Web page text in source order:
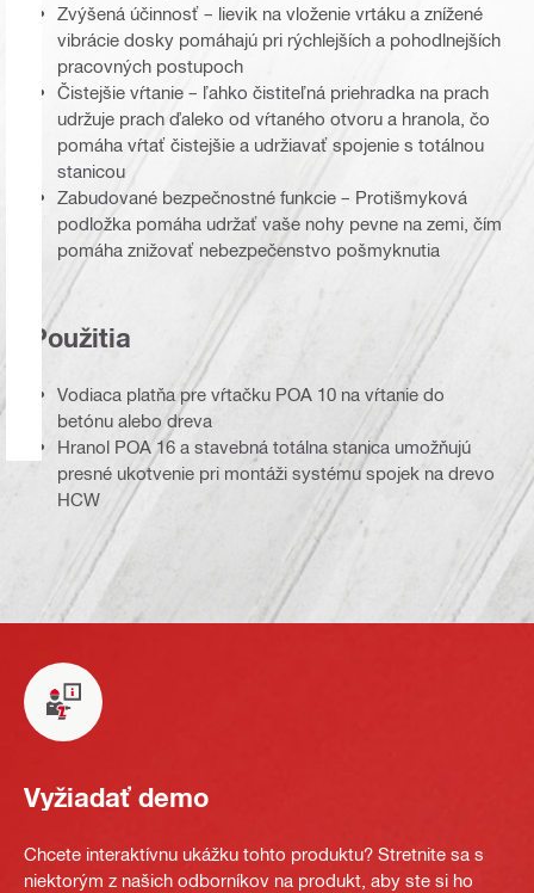
Zvýšená účinnosť – lievik na vloženie vrtáku a znížené
vibrácie dosky pomáhajú pri rýchlejších a pohodlnejších
pracovných postupoch
Čistejšie vŕtanie – ľahko čistiteľná priehradka na prach
udržuje prach ďaleko od vŕtaného otvoru a hranola, čo
pomáha vŕtať čistejšie a udržiavať spojenie s totálnou
stanicou
Zabudované bezpečnostné funkcie – Protišmyková
podložka pomáha udržať vaše nohy pevne na zemi, čím
pomáha znižovať nebezpečenstvo pošmyknutia
Použitia
Vodiaca platňa pre vŕtačku POA 10 na vŕtanie do
betónu alebo dreva
Hranol POA 16 a stavebná totálna stanica umožňujú
presné ukotvenie pri montáži systému spojek na drevo
HCW
Vyžiadať demo
Chcete interaktívnu ukážku tohto produktu? Stretnite sa s
niektorým z našich odborníkov na produkt, aby ste si ho